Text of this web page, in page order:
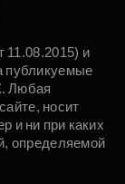
11.08.2015) и
публикуемые
Любая
носит
и ни при каких
определяемой